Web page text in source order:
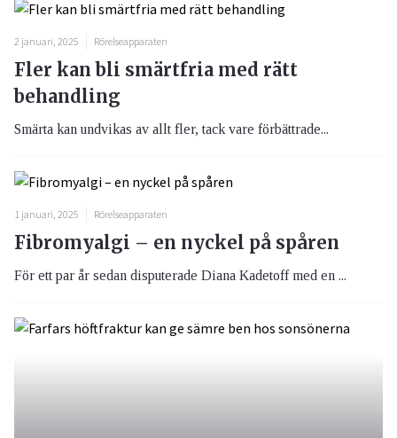
2 januari, 2025 Rörelseapparaten
Fler kan bli smärtfria med rätt
behandling
Smärta kan undvikas av allt fler, tack vare förbättrade...
1 januari, 2025 Rörelseapparaten
Fibromyalgi – en nyckel på spåren
För ett par år sedan disputerade Diana Kadetoff med en ...